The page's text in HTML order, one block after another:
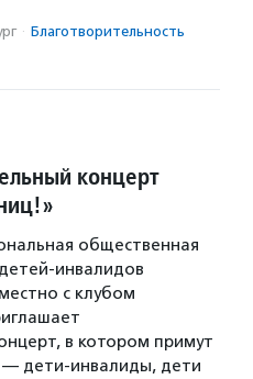
· Благотвори­тель­ность
концерт
общественная
инвалидов
с клубом
в котором примут
— дети-инвалиды, дети